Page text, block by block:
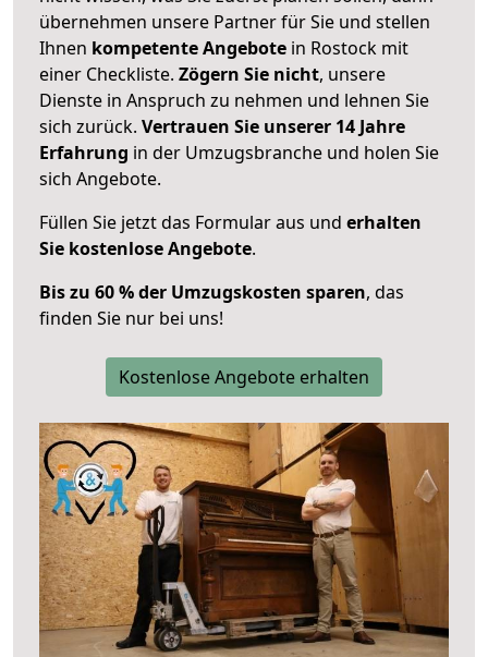
übernehmen unsere Partner für Sie und stellen
Ihnen kompetente Angebote in Rostock mit
einer Checkliste. Zögern Sie nicht, unsere
Dienste in Anspruch zu nehmen und lehnen Sie
sich zurück. Vertrauen Sie unserer 14 Jahre
Erfahrung in der Umzugsbranche und holen Sie
sich Angebote.
Füllen Sie jetzt das Formular aus und erhalten
Sie kostenlose Angebote.
Bis zu 60 % der Umzugskosten sparen, das
finden Sie nur bei uns!
Kostenlose Angebote erhalten